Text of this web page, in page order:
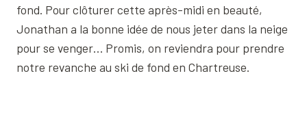
fond. Pour clôturer cette après-midi en beauté,
Jonathan a la bonne idée de nous jeter dans la neige
pour se venger… Promis, on reviendra pour prendre
notre revanche au ski de fond en Chartreuse.